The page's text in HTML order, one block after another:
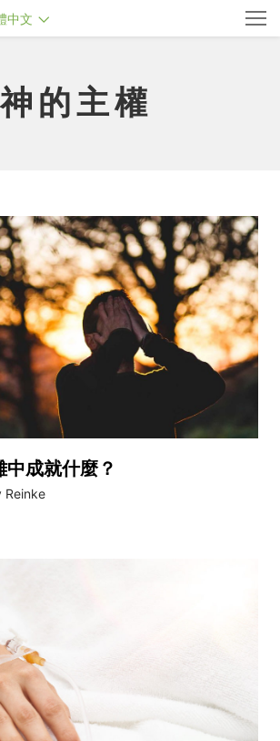
中文
神的主權
成就什麼？
Reinke